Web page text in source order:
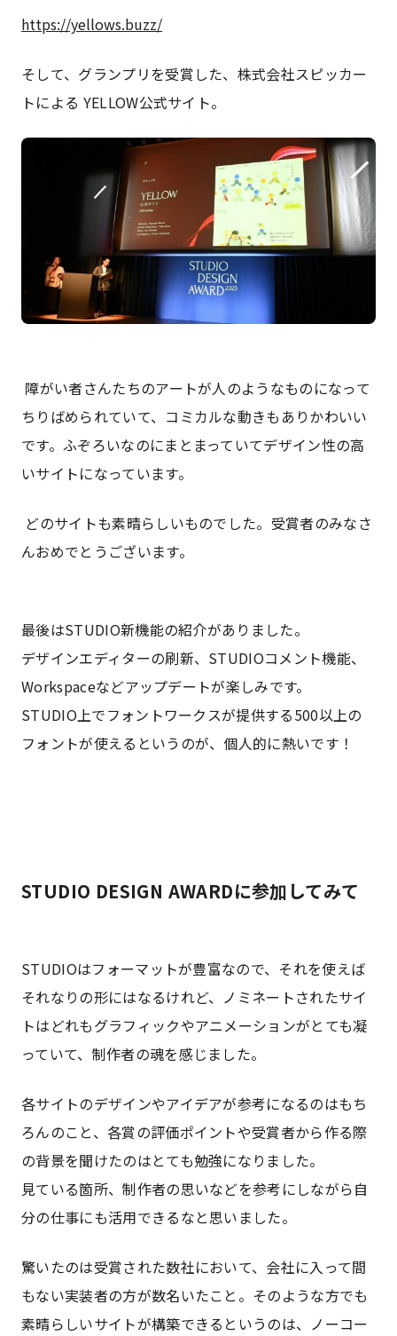
https://yellows.buzz/
そして、グランプリを受賞した、株式会社スピッカー
トによる YELLOW公式サイト。
障がい者さんたちのアートが人のようなものになって
ちりばめられていて、コミカルな動きもありかわいい
です。ふぞろいなのにまとまっていてデザイン性の高
いサイトになっています。
どのサイトも素晴らしいものでした。受賞者のみなさ
んおめでとうございます。
最後はSTUDIO新機能の紹介がありました。
デザインエディターの刷新、STUDIOコメント機能、
Workspaceなどアップデートが楽しみです。
STUDIO上でフォントワークスが提供する500以上の
フォントが使えるというのが、個人的に熱いです！
STUDIO DESIGN AWARDに参加してみて
STUDIOはフォーマットが豊富なので、それを使えば
それなりの形にはなるけれど、ノミネートされたサイ
トはどれもグラフィックやアニメーションがとても凝
っていて、制作者の魂を感じました。
各サイトのデザインやアイデアが参考になるのはもち
ろんのこと、各賞の評価ポイントや受賞者から作る際
の背景を聞けたのはとても勉強になりました。
見ている箇所、制作者の思いなどを参考にしながら自
分の仕事にも活用できるなと思いました。
驚いたのは受賞された数社において、会社に入って間
もない実装者の方が数名いたこと。そのような方でも
素晴らしいサイトが構築できるというのは、ノーコー